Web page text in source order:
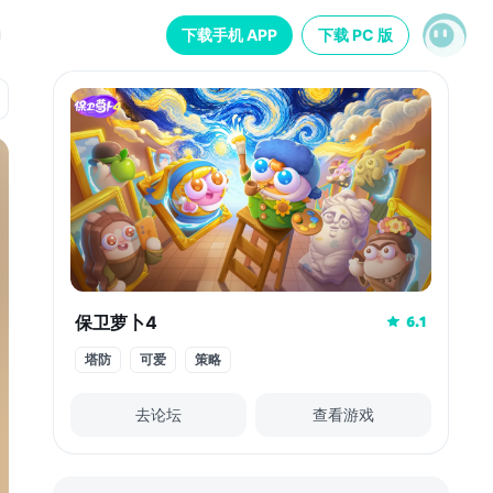
下载手机 APP 下载 PC 版
保卫萝卜4 6.1
塔防 可爱 策略
去论坛 查看游戏